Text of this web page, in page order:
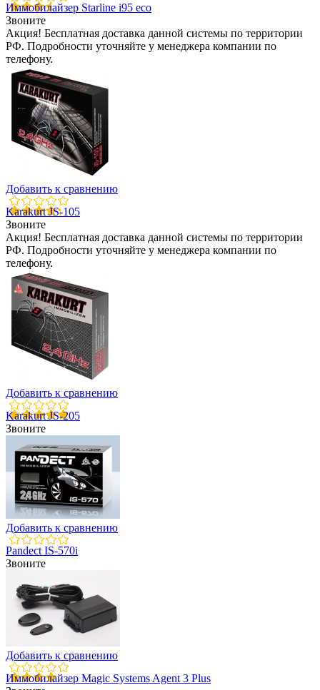
Иммобилайзер Starline i95 eco
Звоните
Акция! Бесплатная доставка данной системы по территории
РФ. Подробности уточняйте у менеджера компании по
телефону.
Добавить к сравнению
Karakurt JS-105
Звоните
Акция! Бесплатная доставка данной системы по территории
РФ. Подробности уточняйте у менеджера компании по
телефону.
Добавить к сравнению
Karakurt JS-205
Звоните
Добавить к сравнению
Pandect IS-570i
Звоните
Добавить к сравнению
Иммобилайзер Magic Systems Agent 3 Plus